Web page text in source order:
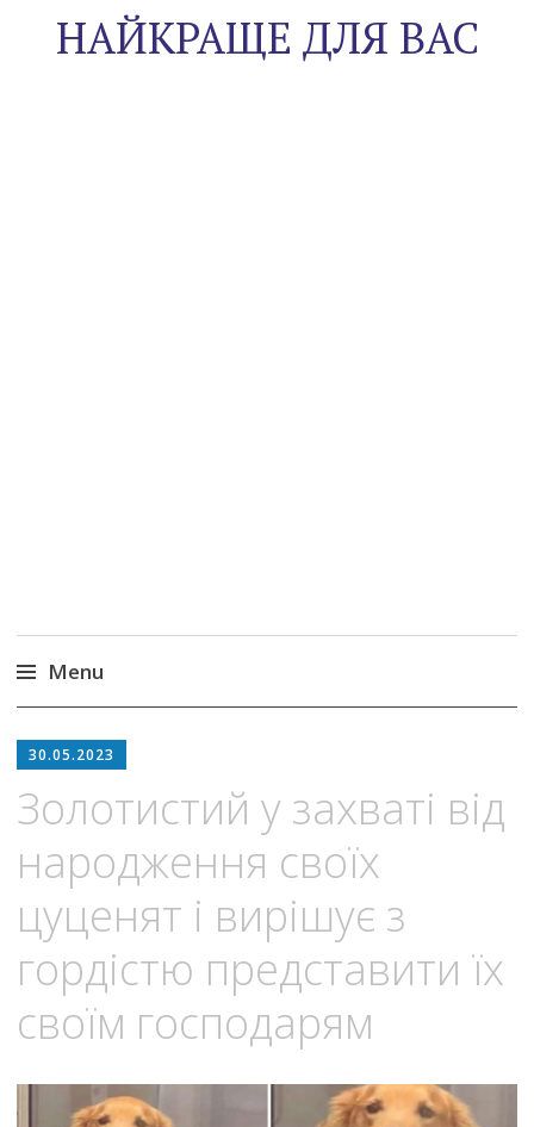
НАЙКРАЩЕ ДЛЯ ВАС
Menu
to
30.05.2023
Золотистий у захваті від
народження своїх
цуценят і вирішує з
гордістю представити їх
своїм господарям